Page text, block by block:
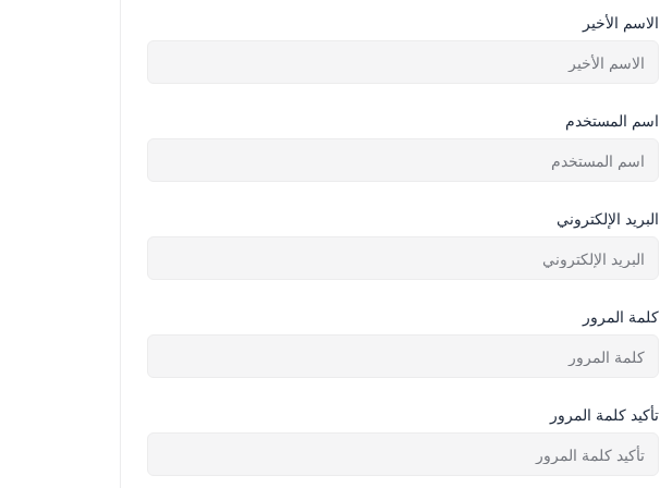
الاسم الأخير
اسم المستخدم
البريد الإلكتروني
كلمة المرور
تأكيد كلمة المرور